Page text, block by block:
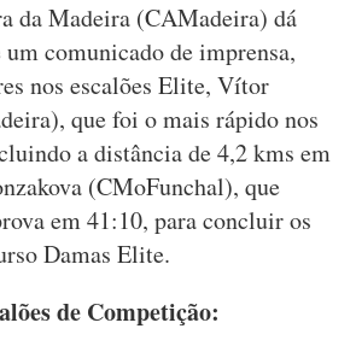
da Madeira (CAMadeira) dá
um comunicado de imprensa,
nos escalões Elite, Vítor
que foi o mais rápido nos
a distância de 4,2 kms em
(CMoFunchal), que
em 41:10, para concluir os
Damas Elite.
de Competição: